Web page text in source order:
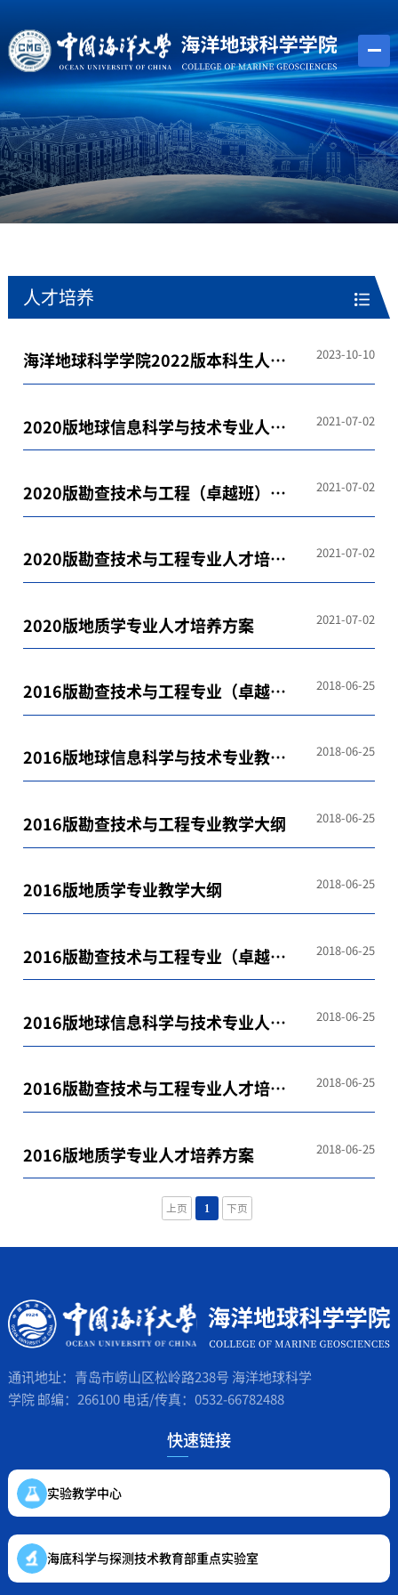
人才培养
海洋地球科学学院2022版本科生人才
培养方案
2023-10-10
2020版地球信息科学与技术专业人才
培养方案
2021-07-02
2020版勘查技术与工程（卓越班）人
才培养方案
2021-07-02
2020版勘查技术与工程专业人才培养
方案
2021-07-02
2020版地质学专业人才培养方案 2021-07-02
2016版勘查技术与工程专业（卓越
班）教学大纲
2018-06-25
2016版地球信息科学与技术专业教学
大纲
2018-06-25
2016版勘查技术与工程专业教学大纲 2018-06-25
2016版地质学专业教学大纲 2018-06-25
2016版勘查技术与工程专业（卓越
班）人才培养方案
2018-06-25
2016版地球信息科学与技术专业人才
培养方案
2018-06-25
2016版勘查技术与工程专业人才培养
方案
2018-06-25
2016版地质学专业人才培养方案 2018-06-25
上页 1 下页
通讯地址：青岛市崂山区松岭路238号 海洋地球科学
学院 邮编：266100 电话/传真：0532-66782488
快速链接
实验教学中心
海底科学与探测技术教育部重点实验室